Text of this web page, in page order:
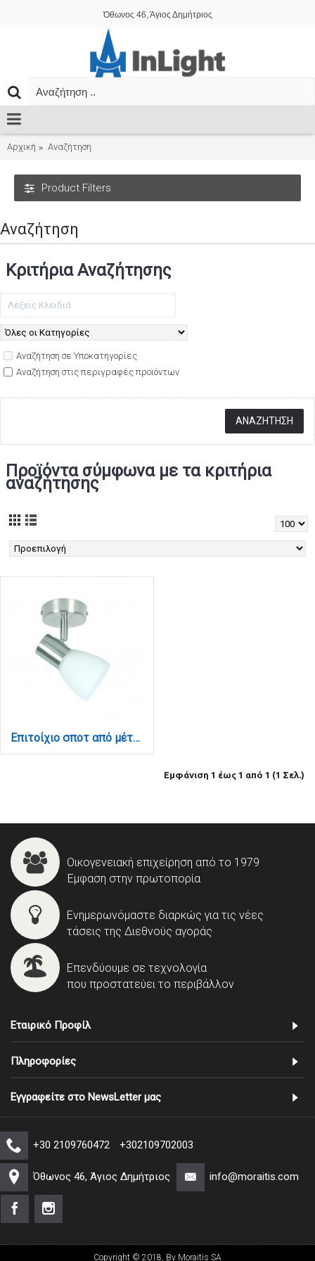
Όθωνος 46, Άγιος Δημήτριος
Αρχική Αναζήτηση
Product Filters
Αναζήτηση
Κριτήρια Αναζήτησης
Αναζήτηση σε Υποκατηγορίες
Αναζήτηση στις περιγραφές προϊόντων
Προϊόντα σύμφωνα με τα κριτήρια
αναζήτησης
Επιτοίχιο σποτ από μέταλλο σε νίκελ ματ απόχρωση 1XE14 D:8cm (9064-1Φ-Νίκελ Ματ)
Εμφάνιση 1 έως 1 από 1 (1 Σελ.)
Οικογενειακή επιχείρηση από το 1979
Έμφαση στην πρωτοπορία
Ενημερωνόμαστε διαρκώς για τις νέες
τάσεις της Διεθνούς αγοράς
Επενδύουμε σε τεχνολογία
που προστατεύει το περιβάλλον
Εταιρικό Προφίλ
Πληροφορίες
Εγγραφείτε στο NewsLetter μας
+30 2109760472 +302109702003
Όθωνος 46, Άγιος Δημήτριος info@moraitis.com
Copyright © 2018, By Moraitis SA